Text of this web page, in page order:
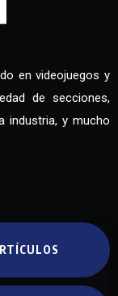
en videojuegos y
de secciones,
industria, y mucho